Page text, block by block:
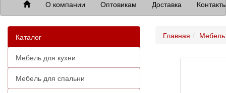
О компании Оптовикам Доставка
Каталог
Мебель для кухни
Мебель для спальни
Главная